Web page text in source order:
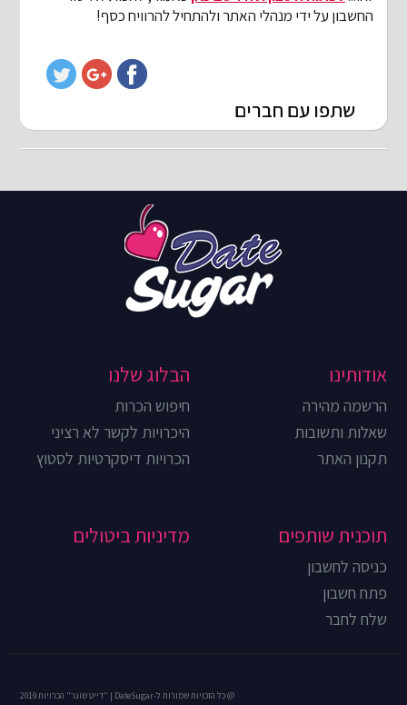
החשבון על ידי מנהלי האתר ולהתחיל להרוויח כסף!
שתפו עם חברים
אודותינו
הרשמה מהירה
שאלות ותשובות
תקנון האתר
הבלוג שלנו
חיפוש הכרות
היכרויות לקשר לא רציני
הכרויות דיסקרטיות לסטוץ
תוכנית שותפים
כניסה לחשבון
פתח חשבון
שלח לחבר
מדיניות ביטולים
@ כל הזכויות שמורות ל-DateSugar | "דייט שוגר" הכרויות 2019